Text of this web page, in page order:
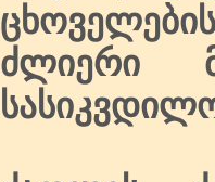
ძლიერი